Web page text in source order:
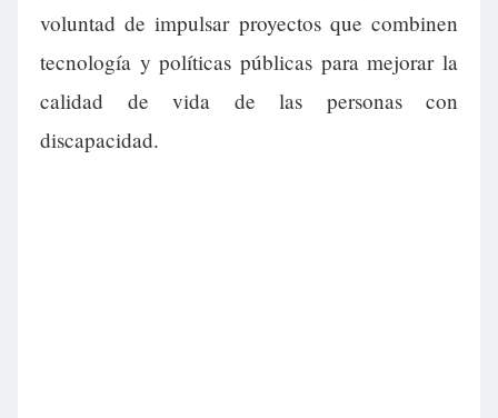
voluntad de impulsar proyectos que combinen
tecnología y políticas públicas para mejorar la
calidad de vida de las personas con
discapacidad.